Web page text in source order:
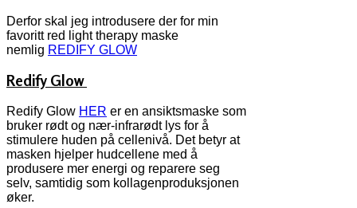
Derfor skal jeg introdusere der for min
favoritt red light therapy maske
nemlig REDIFY GLOW
Redify Glow
Redify Glow HER er en ansiktsmaske som
bruker rødt og nær-infrarødt lys for å
stimulere huden på cellenivå. Det betyr at
masken hjelper hudcellene med å
produsere mer energi og reparere seg
selv, samtidig som kollagenproduksjonen
øker.